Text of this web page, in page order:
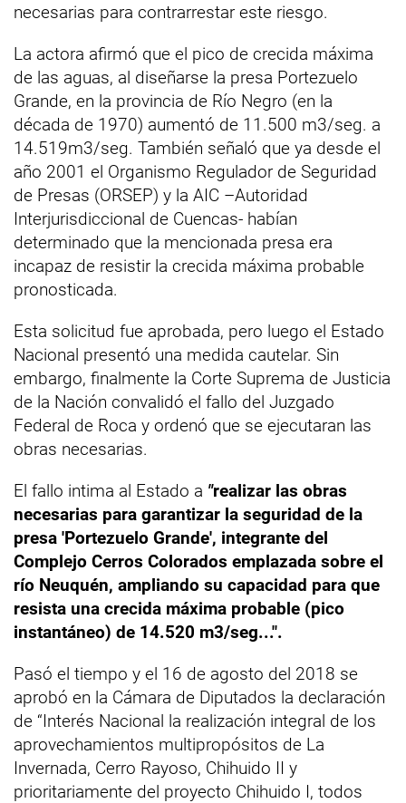
necesarias para contrarrestar este riesgo.
La actora afirmó que el pico de crecida máxima
de las aguas, al diseñarse la presa Portezuelo
Grande, en la provincia de Río Negro (en la
década de 1970) aumentó de 11.500 m3/seg. a
14.519m3/seg. También señaló que ya desde el
año 2001 el Organismo Regulador de Seguridad
de Presas (ORSEP) y la AIC –Autoridad
Interjurisdiccional de Cuencas- habían
determinado que la mencionada presa era
incapaz de resistir la crecida máxima probable
pronosticada.
Esta solicitud fue aprobada, pero luego el Estado
Nacional presentó una medida cautelar. Sin
embargo, finalmente la Corte Suprema de Justicia
de la Nación convalidó el fallo del Juzgado
Federal de Roca y ordenó que se ejecutaran las
obras necesarias.
El fallo intima al Estado a "realizar las obras
necesarias para garantizar la seguridad de la
presa 'Portezuelo Grande', integrante del
Complejo Cerros Colorados emplazada sobre el
río Neuquén, ampliando su capacidad para que
resista una crecida máxima probable (pico
instantáneo) de 14.520 m3/seg...".
Pasó el tiempo y el 16 de agosto del 2018 se
aprobó en la Cámara de Diputados la declaración
de “Interés Nacional la realización integral de los
aprovechamientos multipropósitos de La
Invernada, Cerro Rayoso, Chihuido II y
prioritariamente del proyecto Chihuido I, todos